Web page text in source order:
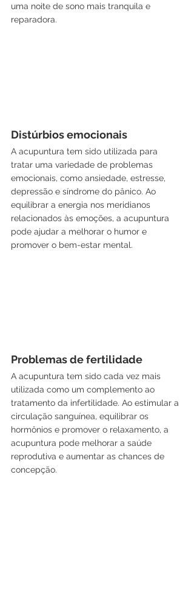
uma noite de sono mais tranquila e
reparadora.
Distúrbios emocionais
A acupuntura tem sido utilizada para
tratar uma variedade de problemas
emocionais, como ansiedade, estresse,
depressão e síndrome do pânico. Ao
equilibrar a energia nos meridianos
relacionados às emoções, a acupuntura
pode ajudar a melhorar o humor e
promover o bem-estar mental.
Problemas de fertilidade
A acupuntura tem sido cada vez mais
utilizada como um complemento ao
tratamento da infertilidade. Ao estimular a
circulação sanguínea, equilibrar os
hormônios e promover o relaxamento, a
acupuntura pode melhorar a saúde
reprodutiva e aumentar as chances de
concepção.